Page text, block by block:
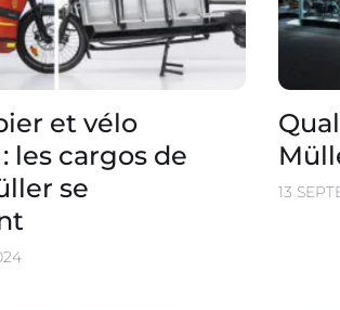
et vélo
les cargos de
se
13